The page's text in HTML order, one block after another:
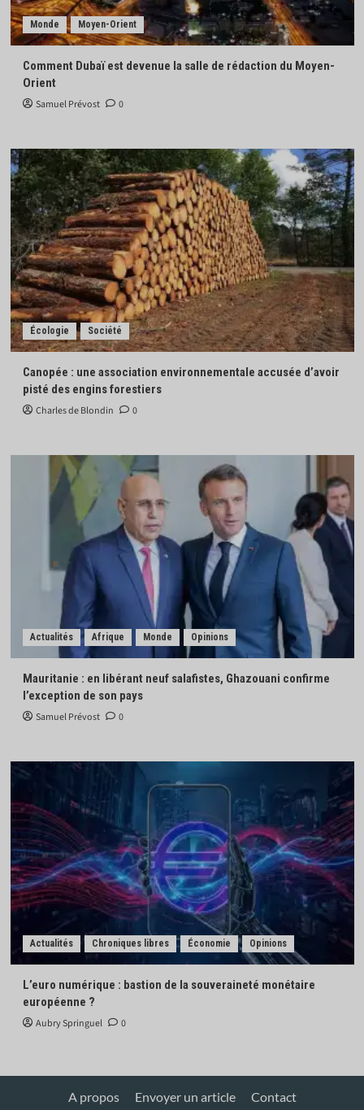
Monde Moyen-Orient
Comment Dubaï est devenue la salle de rédaction du Moyen-
Orient
Samuel Prévost 0
Écologie Société
Canopée : une association environnementale accusée d’avoir
pisté des engins forestiers
Charles de Blondin 0
Actualités Afrique Monde Opinions
Mauritanie : en libérant neuf salafistes, Ghazouani confirme
l’exception de son pays
Samuel Prévost 0
Actualités Chroniques libres Économie Opinions
L’euro numérique : bastion de la souveraineté monétaire
européenne ?
Aubry Springuel 0
A propos Envoyer un article Contact